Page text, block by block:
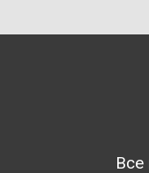
Все